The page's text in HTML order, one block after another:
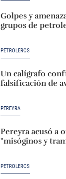
Golpes y
grupos de
PETROLEROS
Un calígrafo
falsificación de
PEREYRA
Pereyra acusó a
"misóginos y
PETROLEROS